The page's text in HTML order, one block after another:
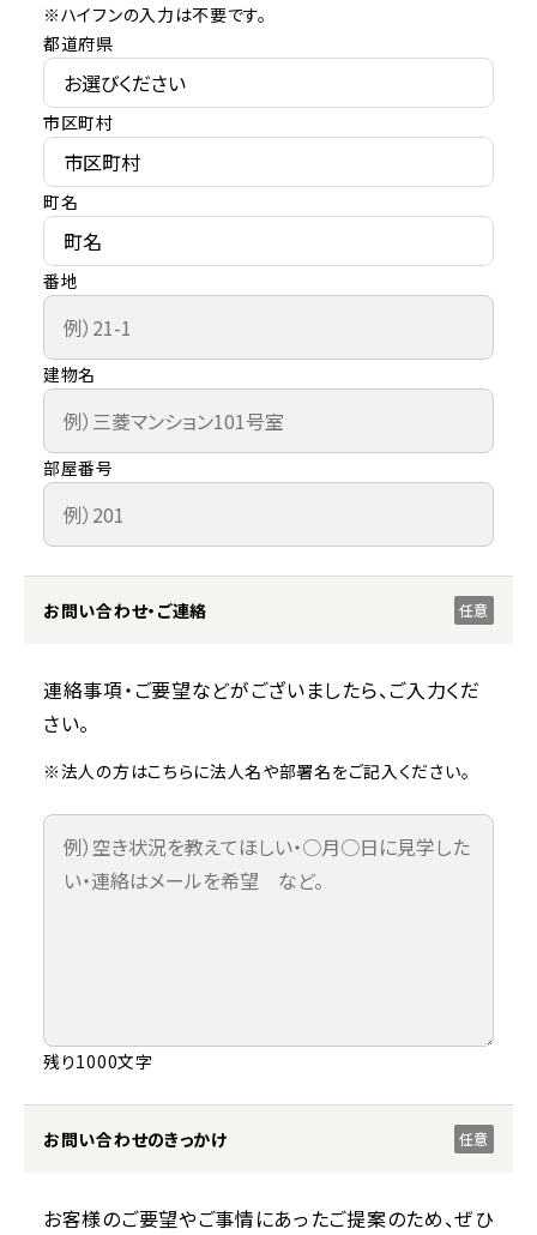
※ハイフンの入力は不要です。
都道府県
市区町村
町名
番地
建物名
部屋番号
お問い合わせ・ご連絡 任意
連絡事項・ご要望などがございましたら、ご入力くだ
さい。
※法人の方はこちらに法人名や部署名をご記入ください。
残り1000文字
お問い合わせのきっかけ 任意
お客様のご要望やご事情にあったご提案のため、ぜひ